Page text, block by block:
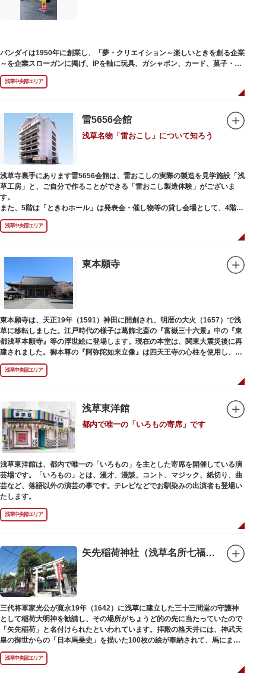
バンダイは1950年に創業し、「夢・クリエイション～楽しいときを創る企業
～を企業スローガンに掲げ、IPを軸に玩具、ガシャポン、カード、菓子・食
品・食玩、アパレル、日用雑貨など、お客さまの身近で楽しんでいただける
エンターテインメントをお届けしています。
浅草中央部エリア
雷5656会館
浅草名物「雷おこし」について知ろう
浅草寺裏手にあります雷5656会館は、雷おこしの実際の製造を見学施設「浅
草工房」と、ご自分で作ることができる「雷おこし製造体験」がございま
す。
また、5階は「ときわホール」は発表会・催し物等の貸し会場として、4階は
打合せなどでご利用いただける「貸しスペース」がございます。
浅草中央部エリア
東本願寺
東本願寺は、天正19年（1591）神田に開創され、明暦の大火（1657）で浅
草に移転しました。江戸時代の様子は葛飾北斎の『富嶽三十六景』中の『東
都浅草本願寺』等の浮世絵に登場します。現在の本堂は、関東大震災後に再
建されました。御本尊の『阿弥陀如来立像』は四天王寺の心柱を使用し、嘉
禄2年（1226）頃の作と伝わっています。また、梵鐘は寛永7年（1630）以
後のものと推定され、都内に現存する梵鐘の中では有数の風格を誇り、毎年
浅草中央部エリア
浅草東洋館
都内で唯一の「いろもの寄席」です
浅草東洋館は、都内で唯一の「いろもの」を主とした寄席を開催している演
芸場です。「いろもの」とは、漫才、漫談、コント、マジック、紙切り、曲
芸など、落語以外の演芸の事です。テレビなどでお馴染みの出演者も登場い
たします。
浅草中央部エリア
矢先稲荷神社（浅草名所七福神 福禄寿）
三代将軍家光公が寛永19年（1642）に浅草に建立した三十三間堂の守護神
として稲荷大明神を勧請し、その場所がちょうど的の先に当たっていたので
「矢先稲荷」と名付けられたといわれています。拝殿の格天井には、神武天
皇の御世からの「日本馬乗史」を描いた100枚の絵が奉納されて、馬にまつ
わる歴史が一目瞭然に理解できます。
浅草中央部エリア